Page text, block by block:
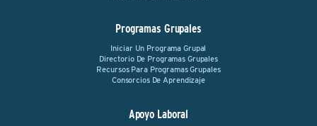
Programas Grupales
Iniciar Un Programa Grupal
Directorio De Programas Grupales
Recursos Para Programas Grupales
Consorcios De Aprendizaje
Apoyo Laboral